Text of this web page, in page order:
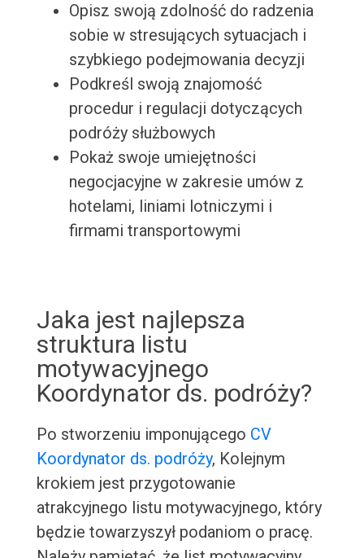
Opisz swoją zdolność do radzenia
sobie w stresujących sytuacjach i
szybkiego podejmowania decyzji
Podkreśl swoją znajomość
procedur i regulacji dotyczących
podróży służbowych
Pokaż swoje umiejętności
negocjacyjne w zakresie umów z
hotelami, liniami lotniczymi i
firmami transportowymi
Jaka jest najlepsza
struktura listu
motywacyjnego
Koordynator ds. podróży?
Po stworzeniu imponującego CV
Koordynator ds. podróży, Kolejnym
krokiem jest przygotowanie
atrakcyjnego listu motywacyjnego, który
będzie towarzyszył podaniom o pracę.